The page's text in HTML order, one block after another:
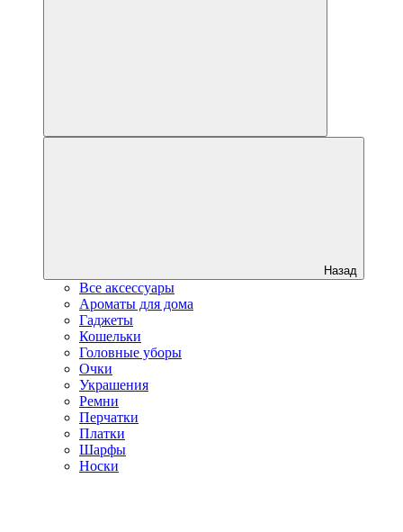
Назад
Все аксессуары
Ароматы для дома
Гаджеты
Кошельки
Головные уборы
Очки
Украшения
Ремни
Перчатки
Платки
Шарфы
Носки